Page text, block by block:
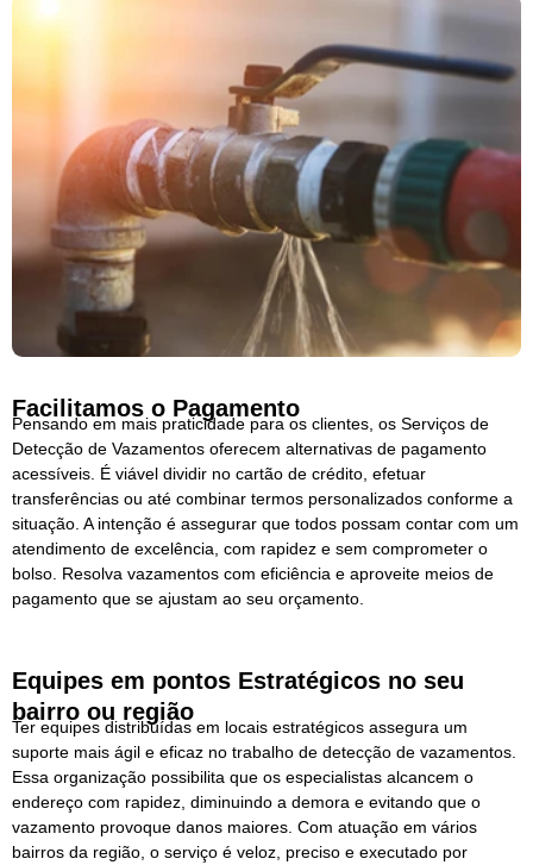
Facilitamos o Pagamento
Pensando em mais praticidade para os clientes, os Serviços de
Detecção de Vazamentos oferecem alternativas de pagamento
acessíveis. É viável dividir no cartão de crédito, efetuar
transferências ou até combinar termos personalizados conforme a
situação. A intenção é assegurar que todos possam contar com um
atendimento de excelência, com rapidez e sem comprometer o
bolso. Resolva vazamentos com eficiência e aproveite meios de
pagamento que se ajustam ao seu orçamento.
Equipes em pontos Estratégicos no seu
bairro ou região
Ter equipes distribuídas em locais estratégicos assegura um
suporte mais ágil e eficaz no trabalho de detecção de vazamentos.
Essa organização possibilita que os especialistas alcancem o
endereço com rapidez, diminuindo a demora e evitando que o
vazamento provoque danos maiores. Com atuação em vários
bairros da região, o serviço é veloz, preciso e executado por